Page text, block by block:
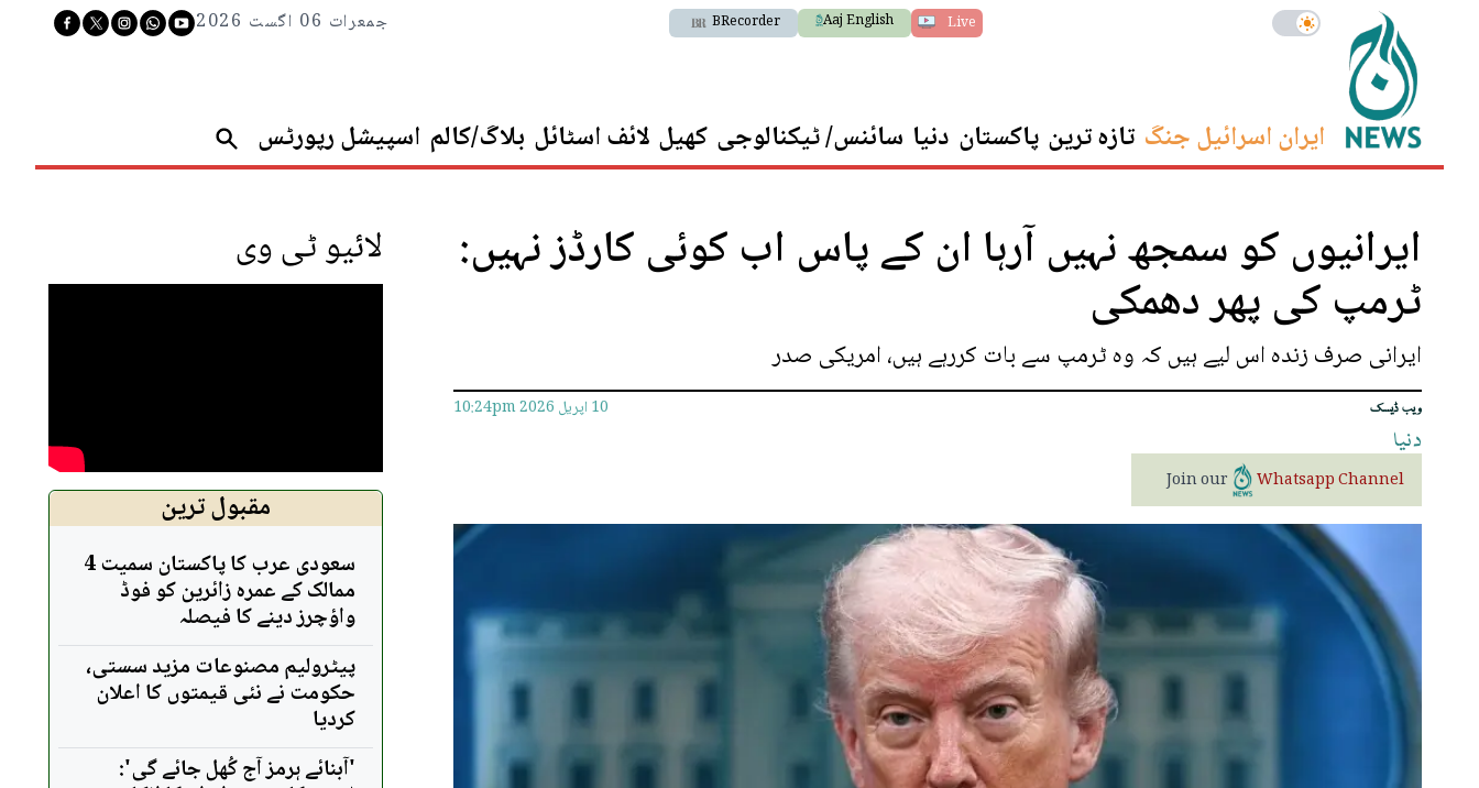
Live
Aaj English
BRecorder جمعرات 06 اگست 2026
ایران اسرائیل جنگ تازہ ترین پاکستان دنیا سائنس/ ٹیکنالوجی کھیل لائف اسٹائل بلاگ/کالم اسپیشل رپورٹس
ایرانیوں کو سمجھ نہیں آرہا ان کے پاس اب کوئی کارڈز نہیں:
ٹرمپ کی پھر دھمکی
ایرانی صرف زندہ اس لیے ہیں کہ وہ ٹرمپ سے بات کررہے ہیں، امریکی صدر
ویب ڈیسک 10 اپريل 2026 10:24pm
دنیا
Join our Whatsapp Channel
لائیو ٹی وی
مقبول ترین
سعودی عرب کا پاکستان سمیت 4
ممالک کے عمرہ زائرین کو فوڈ
واؤچرز دینے کا فیصلہ
پیٹرولیم مصنوعات مزید سستی،
حکومت نے نئی قیمتوں کا اعلان
کردیا
'آبنائے ہرمز آج کُھل جائے گی':